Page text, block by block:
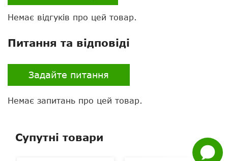
Задати
питання
Немає відгуків про цей товар.
Питання та відповіді
Задайте питання
Немає запитань про цей товар.
Супутні товари